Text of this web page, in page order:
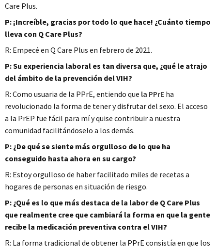
Care Plus.
P: ¡Increíble, gracias por todo lo que hace! ¿Cuánto tiempo
lleva con Q Care Plus?
R: Empecé en Q Care Plus en febrero de 2021.
P: Su experiencia laboral es tan diversa que, ¿qué le atrajo
del ámbito de la prevención del VIH?
R: Como usuaria de la PPrE, entiendo que la PPrE ha
revolucionado la forma de tener y disfrutar del sexo. El acceso
a la PrEP fue fácil para mí y quise contribuir a nuestra
comunidad facilitándoselo a los demás.
P: ¿De qué se siente más orgulloso de lo que ha
conseguido hasta ahora en su cargo?
R: Estoy orgulloso de haber facilitado miles de recetas a
hogares de personas en situación de riesgo.
P: ¿Qué es lo que más destaca de la labor de Q Care Plus
que realmente cree que cambiará la forma en que la gente
recibe la medicación preventiva contra el VIH?
R: La forma tradicional de obtener la PPrE consistía en que los